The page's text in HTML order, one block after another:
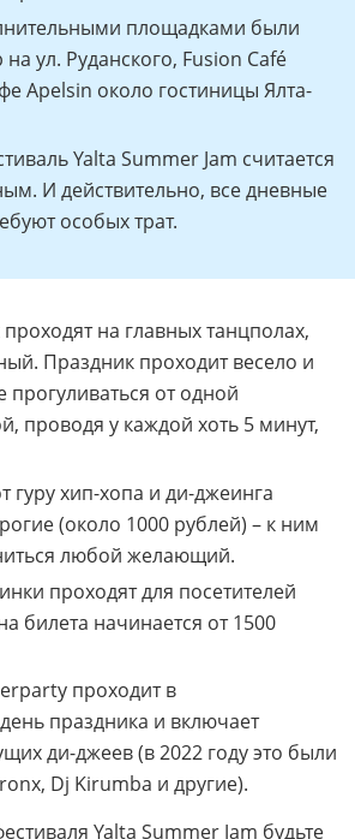
площадками были
ул. Руданского, Fusion Café
Apelsin около гостиницы Ялта-
Yalta Summer Jam считается
И действительно, все дневные
особых трат.
на главных танцполах,
Праздник проходит весело и
прогуливаться от одной
проводя у каждой хоть 5 минут,
гуру хип-хопа и ди-джеинга
(около 1000 рублей) – к ним
любой желающий.
проходят для посетителей
билета начинается от 1500
проходит в
праздника и включает
ди-джеев (в 2022 году это были
Dj Kirumba и другие).
Yalta Summer Jam будьте